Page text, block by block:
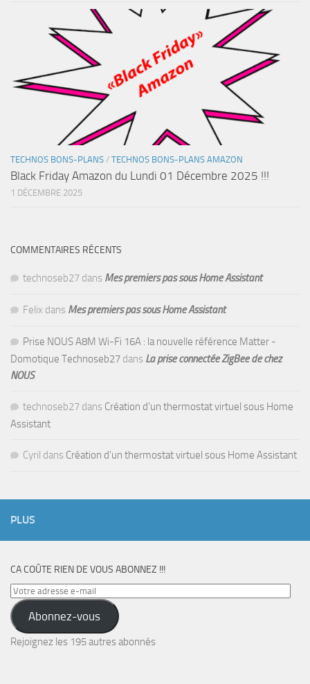
TECHNOS BONS-PLANS / TECHNOS BONS-PLANS AMAZON
Black Friday Amazon du Lundi 01 Décembre 2025 !!!
1 DÉCEMBRE 2025
COMMENTAIRES RÉCENTS
technoseb27 dans Mes premiers pas sous Home Assistant
Felix dans Mes premiers pas sous Home Assistant
Prise NOUS A8M Wi-Fi 16A : la nouvelle référence Matter -
Domotique Technoseb27 dans La prise connectée ZigBee de chez
NOUS
technoseb27 dans Création d’un thermostat virtuel sous Home
Assistant
Cyril dans Création d’un thermostat virtuel sous Home Assistant
PLUS
CA COÛTE RIEN DE VOUS ABONNEZ !!!
Votre
adresse
e-
mail
Abonnez-vous
Rejoignez les 195 autres abonnés